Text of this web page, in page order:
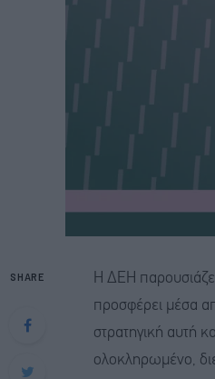
SHARE
Η ΔΕΗ
προσφέρει μέσα
στρατηγική αυτή
ολοκληρωμένο,